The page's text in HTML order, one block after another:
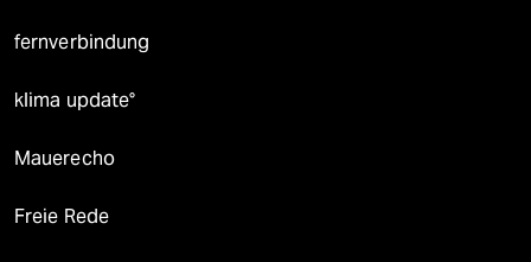
fernverbindung
klima update°
Mauerecho
Freie Rede